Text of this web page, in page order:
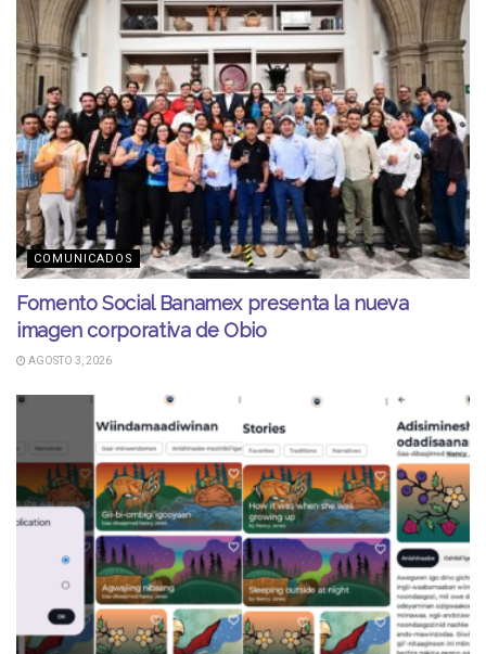
COMUNICADOS
Fomento Social Banamex presenta la nueva
imagen corporativa de Obio
AGOSTO 3, 2026